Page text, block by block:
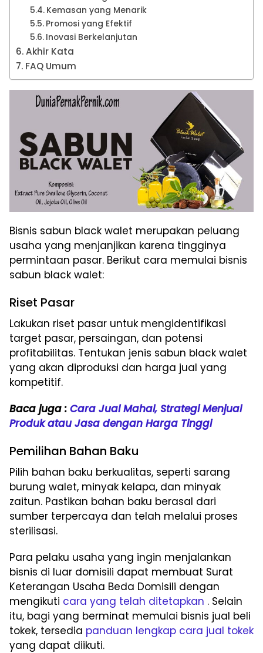
Kemasan yang Menarik
Promosi yang Efektif
Inovasi Berkelanjutan
Akhir Kata
FAQ Umum
Bisnis sabun black walet merupakan peluang
usaha yang menjanjikan karena tingginya
permintaan pasar. Berikut cara memulai bisnis
sabun black walet:
Riset Pasar
Lakukan riset pasar untuk mengidentifikasi
target pasar, persaingan, dan potensi
profitabilitas. Tentukan jenis sabun black walet
yang akan diproduksi dan harga jual yang
kompetitif.
Baca juga : Cara Jual Mahal, Strategi Menjual
Produk atau Jasa dengan Harga Tinggi
Pemilihan Bahan Baku
Pilih bahan baku berkualitas, seperti sarang
burung walet, minyak kelapa, dan minyak
zaitun. Pastikan bahan baku berasal dari
sumber terpercaya dan telah melalui proses
sterilisasi.
Para pelaku usaha yang ingin menjalankan
bisnis di luar domisili dapat membuat Surat
Keterangan Usaha Beda Domisili dengan
mengikuti cara yang telah ditetapkan . Selain
itu, bagi yang berminat memulai bisnis jual beli
tokek, tersedia panduan lengkap cara jual tokek
yang dapat diikuti.